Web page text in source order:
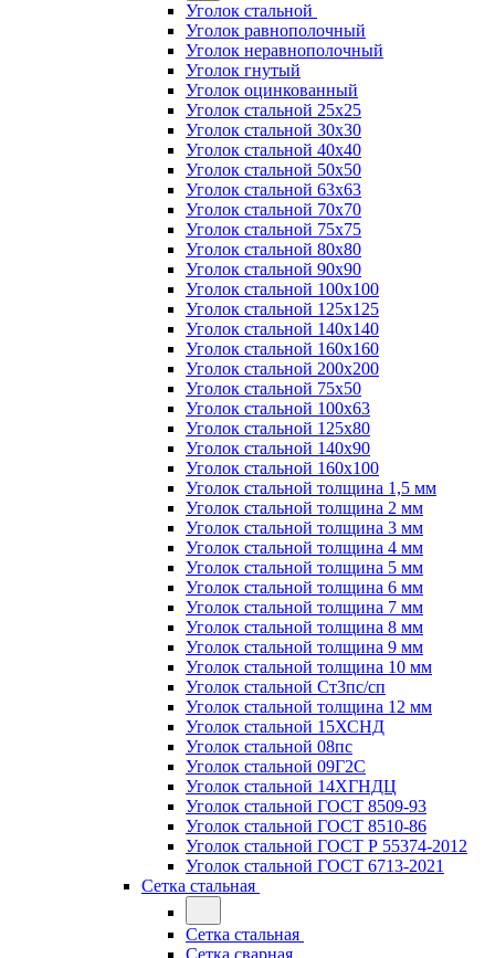
Уголок стальной
Уголок равнополочный
Уголок неравнополочный
Уголок гнутый
Уголок оцинкованный
Уголок стальной 25х25
Уголок стальной 30х30
Уголок стальной 40х40
Уголок стальной 50х50
Уголок стальной 63х63
Уголок стальной 70х70
Уголок стальной 75х75
Уголок стальной 80х80
Уголок стальной 90х90
Уголок стальной 100х100
Уголок стальной 125х125
Уголок стальной 140х140
Уголок стальной 160х160
Уголок стальной 200х200
Уголок стальной 75х50
Уголок стальной 100х63
Уголок стальной 125х80
Уголок стальной 140х90
Уголок стальной 160х100
Уголок стальной толщина 1,5 мм
Уголок стальной толщина 2 мм
Уголок стальной толщина 3 мм
Уголок стальной толщина 4 мм
Уголок стальной толщина 5 мм
Уголок стальной толщина 6 мм
Уголок стальной толщина 7 мм
Уголок стальной толщина 8 мм
Уголок стальной толщина 9 мм
Уголок стальной толщина 10 мм
Уголок стальной Ст3пс/сп
Уголок стальной толщина 12 мм
Уголок стальной 15ХСНД
Уголок стальной 08пс
Уголок стальной 09Г2С
Уголок стальной 14ХГНДЦ
Уголок стальной ГОСТ 8509-93
Уголок стальной ГОСТ 8510-86
Уголок стальной ГОСТ Р 55374-2012
Уголок стальной ГОСТ 6713-2021
Сетка стальная
Сетка стальная
Сетка сварная